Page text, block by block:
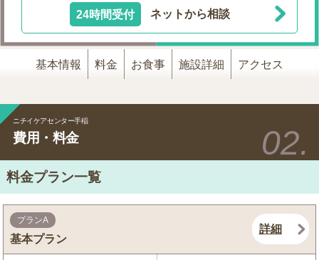
24時間受付 ネットから相談
基本情報 料金 お食事 施設詳細 アクセス
ニチイケアセンター手稲
費用・料金
料金プラン一覧
プランA
基本プラン
詳細